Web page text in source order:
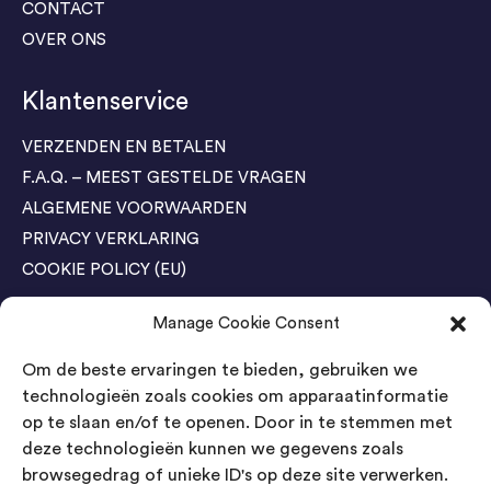
Manage Cookie Consent
Om de beste ervaringen te bieden, gebruiken we
technologieën zoals cookies om apparaatinformatie
op te slaan en/of te openen. Door in te stemmen met
deze technologieën kunnen we gegevens zoals
browsegedrag of unieke ID's op deze site verwerken.
CONTACT
OVER ONS
Klantenservice
VERZENDEN EN BETALEN
F.A.Q. – MEEST GESTELDE VRAGEN
ALGEMENE VOORWAARDEN
PRIVACY VERKLARING
COOKIE POLICY (EU)
Agenda Trade Shows
04-05 November / SVG FAIR Winterswijk
Bestel GRATIS kaarten
24-26 March / IAW Trade Fair - Cologne
Bestel GRATIS kaarten